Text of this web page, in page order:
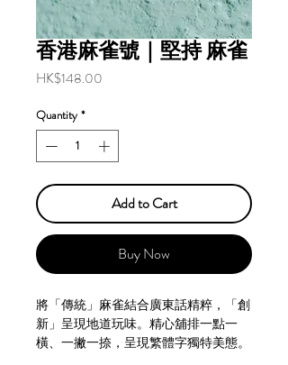
香港麻雀號｜堅持 麻雀
HK$148.00
Quantity *
Add to Cart
Buy Now
將「傳統」麻雀結合廣東話精粹，「創
新」呈現地道玩味。精心舖排一點一
橫、一撇一捺，呈現繁體字獨特美態。